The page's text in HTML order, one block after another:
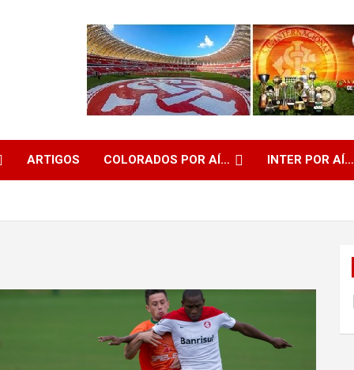
ARTIGOS COLORADOS POR AÍ… INTER POR AÍ…